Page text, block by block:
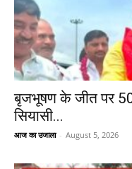
बृजभूषण के जीत पर 50
सियासी...
आज का उजाला - August 5, 2026